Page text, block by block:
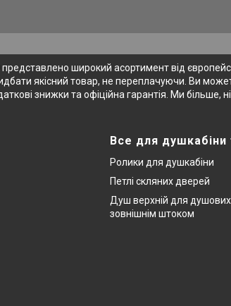
широкий асортимент від
якісний товар, не переплачуючи. Ви
знижки та офіційна гарантія. Ми більше,
Все для душкабіни
Ролики для душкабіни
Петлі скляних дверей
Душ верхній для душових
зовнішнім штоком